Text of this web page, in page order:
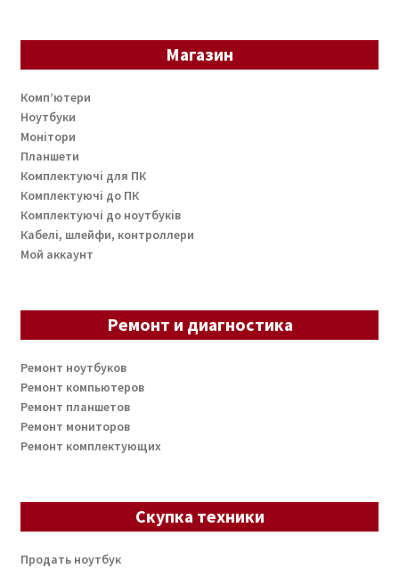
Магазин
Комп’ютери
Ноутбуки
Монітори
Планшети
Комплектуючі для ПК
Комплектуючі до ПК
Комплектуючі до ноутбуків
Кабелі, шлейфи, контроллери
Мой аккаунт
Ремонт и диагностика
Ремонт ноутбуков
Ремонт компьютеров
Ремонт планшетов
Ремонт мониторов
Ремонт комплектующих
Скупка техники
Продать ноутбук